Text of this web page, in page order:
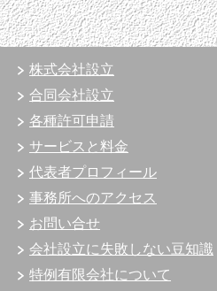
株式会社設立
合同会社設立
各種許可申請
サービスと料金
代表者プロフィール
事務所へのアクセス
お問い合せ
会社設立に失敗しない豆知識
特例有限会社について